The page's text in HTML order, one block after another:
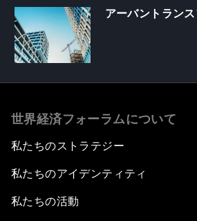
アーバントラン
世界経済フォーラムについて
私たちのストラテジー
私たちのアイデンティティ
私たちの活動